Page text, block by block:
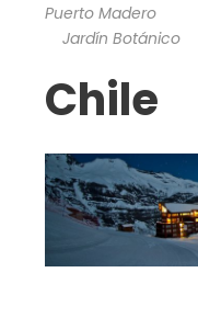
Jardín Botánico
Chile